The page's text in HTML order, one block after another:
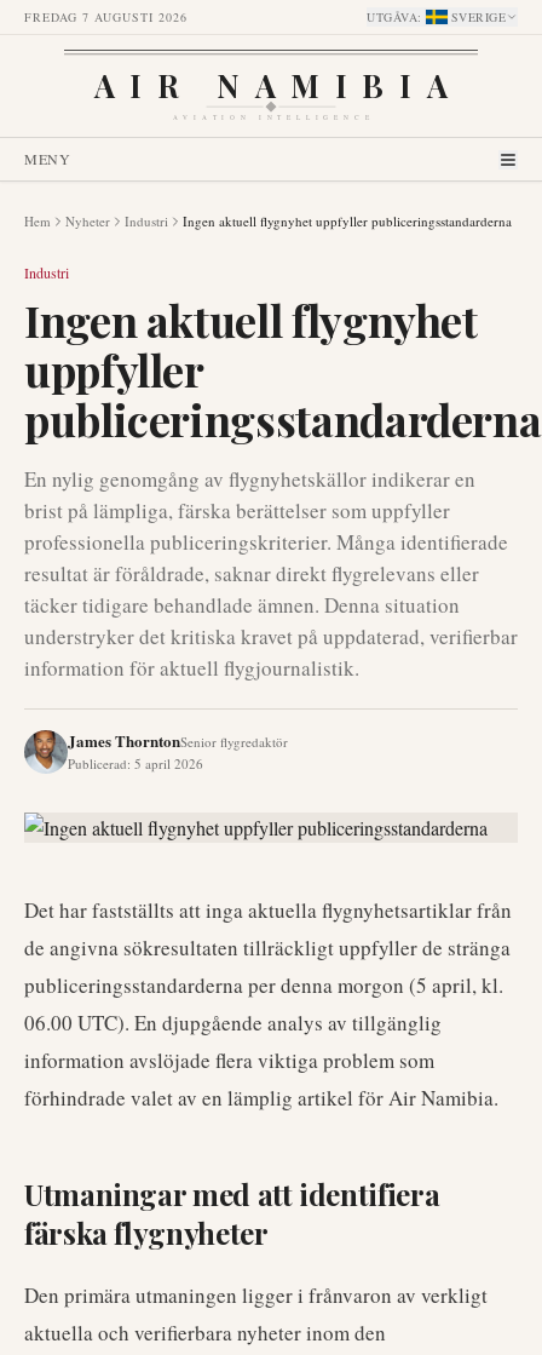
FREDAG 7 AUGUSTI 2026 UTGÅVA: SVERIGE
AIR NAMIBIA
AVIATION INTELLIGENCE
MENY
Hem Nyheter Industri Ingen aktuell flygnyhet uppfyller publiceringsstandarderna
Industri
Ingen aktuell flygnyhet
uppfyller
publiceringsstandarderna
En nylig genomgång av flygnyhetskällor indikerar en
brist på lämpliga, färska berättelser som uppfyller
professionella publiceringskriterier. Många identifierade
resultat är föråldrade, saknar direkt flygrelevans eller
täcker tidigare behandlade ämnen. Denna situation
understryker det kritiska kravet på uppdaterad, verifierbar
information för aktuell flygjournalistik.
James ThorntonSenior flygredaktör
Publicerad: 5 april 2026
Det har fastställts att inga aktuella flygnyhetsartiklar från
de angivna sökresultaten tillräckligt uppfyller de stränga
publiceringsstandarderna per denna morgon (5 april, kl.
06.00 UTC). En djupgående analys av tillgänglig
information avslöjade flera viktiga problem som
förhindrade valet av en lämplig artikel för Air Namibia.
Utmaningar med att identifiera
färska flygnyheter
Den primära utmaningen ligger i frånvaron av verkligt
aktuella och verifierbara nyheter inom den